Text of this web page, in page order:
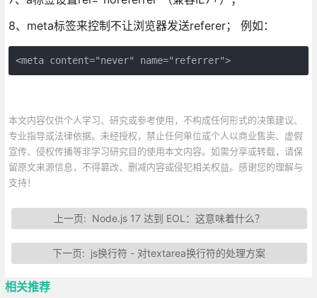
8、meta标签来控制不让浏览器发送referer； 例如：
<meta content="never" name="referrer">
本文内容仅供个人学习、研究或参考使用，不构成任何形式的决策建议、
专业指导或法律依据。未经授权，禁止任何单位或个人以商业售卖、虚假
宣传、侵权传播等非学习研究目的使用本文内容。如需分享或转载，请保
留原文来源信息，不得篡改、删减内容或侵犯相关权益。感谢您的理解与
支持！
上一页: Node.js 17 达到 EOL：这意味着什么？
下一页: js换行符 - 对textarea换行符的处理方案
相关推荐